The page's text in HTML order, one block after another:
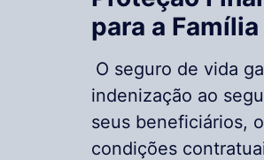
para a Família
O seguro de vida
indenização ao
seus beneficiários,
condições